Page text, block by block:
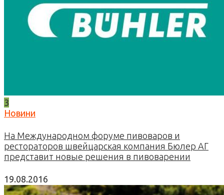
3
Новини
На Международном форуме пивоваров и
рестораторов швейцарская компания Бюлер АГ
представит новые решения в пивоварении
19.08.2016